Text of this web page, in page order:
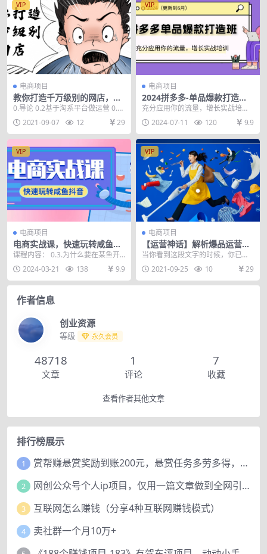
VIP
电商项目
教你打造千万级别的网店，赚
点大钱（完结）
0.导论 0.2基于淘系平台做运营 0.3
学习电商运营的常见误区 0.4 数据
化...2021-09-07 12 29
VIP
电商项目
2024拼多多-单品爆款打造班
(更新6月)，充分应用你的流
量，增长实战培训
充分应用你的流量，增长实战培
训，适合零基础电商创业者、上班
族做副业、兼职大学生、...
2024-07-11 120 9.9
VIP
电商项目
电商实战课，快速玩转咸鱼抖
音，全体系全流程精细化咸鱼
课程内容： 0.3.为什么要在某鱼开
店 转换,mp4 1.4.什么人适合做某
鱼,...2024-03-21 138 9.9
VIP
电商项目
【运营神话】解析爆品运营逻
辑教你双 11 电商全流程
当你看到这段文字的时候，你已经
被命运选中了。接下来将是你在任
何地方都看不到的馒头...
2021-09-25 10 29
作者信息
创业资源
等级 永久会员
48718
文章
1
评论
7
收藏
查看作者其他文章
排行榜展示
1 赏帮赚悬赏奖励到账200元，悬赏任务多劳多得，人人可做。
2 网创公众号个人ip项目，仅用一篇文章做到全网引流！
3 互联网怎么赚钱（分享4种互联网赚钱模式）
4 卖社群一个月10万+